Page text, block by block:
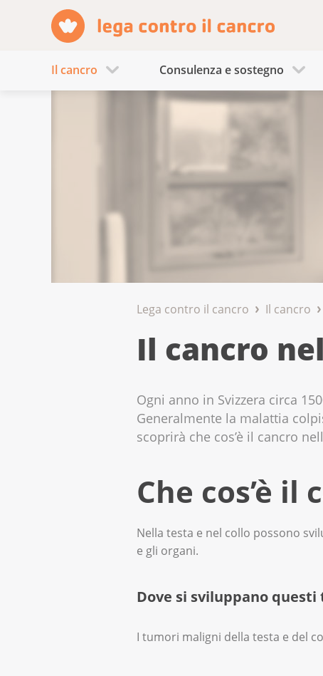
Il cancro Consulenza e sostegno
Lega contro il cancro Il cancro
Il cancro
Ogni anno in Svizzera circa
Generalmente la malattia
scoprirà che cos’è il cancro
Che cos’è
Nella testa e nel collo possono
e gli organi.
Dove si sviluppano questi
I tumori maligni della testa e del